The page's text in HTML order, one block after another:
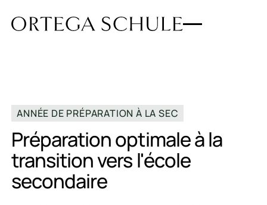
ANNÉE DE PRÉPARATION À LA SEC
Préparation optimale à la
transition vers l'école
secondaire